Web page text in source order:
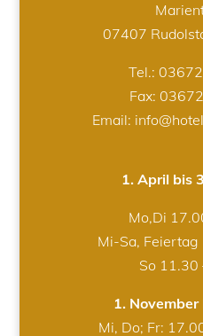
07407
Tel.:
Fax:
Email:
1. April bis
Mo,Di
Mi-Sa,
So 11.30
1.
Mi, Do; Fr: